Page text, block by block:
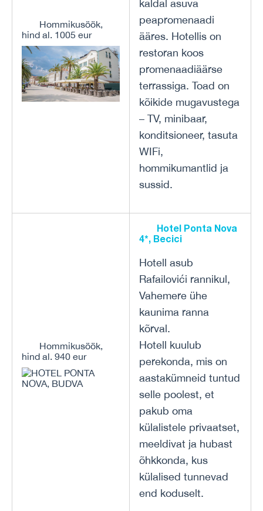
Hommikusöök,
hind al. 1005 eur
kaldal asuva
peapromenaadi
ääres. Hotellis on
restoran koos
promenaadiäärse
terrassiga. Toad on
kõikide mugavustega
– TV, minibaar,
konditsioneer, tasuta
WIFi,
hommikumantlid ja
sussid.
Hommikusöök,
hind al. 940 eur
Hotel Ponta Nova
4*, Becici
Hotell asub
Rafailovići rannikul,
Vahemere ühe
kaunima ranna
kõrval.
Hotell kuulub
perekonda, mis on
aastakümneid tuntud
selle poolest, et
pakub oma
külalistele privaatset,
meeldivat ja hubast
õhkkonda, kus
külalised tunnevad
end koduselt.